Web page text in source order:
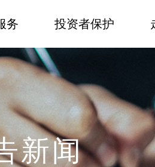
投资者保护
务
新闻